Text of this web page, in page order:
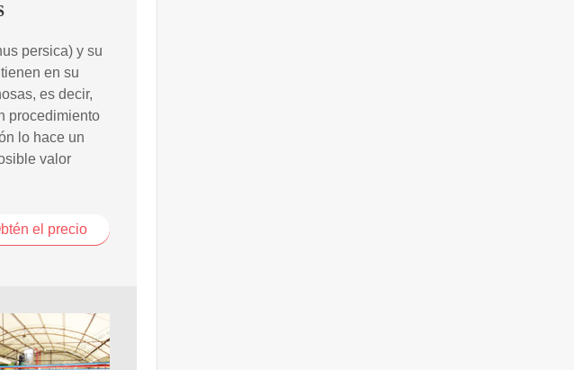
persica) y su
en su
es decir,
procedimiento
lo hace un
valor
el precio